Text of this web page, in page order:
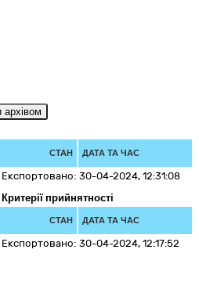
СТАН ДАТА ТА ЧАС
Експортовано: 30-04-2024, 12:31:08
прийнятності
СТАН ДАТА ТА ЧАС
Експортовано: 30-04-2024, 12:17:52